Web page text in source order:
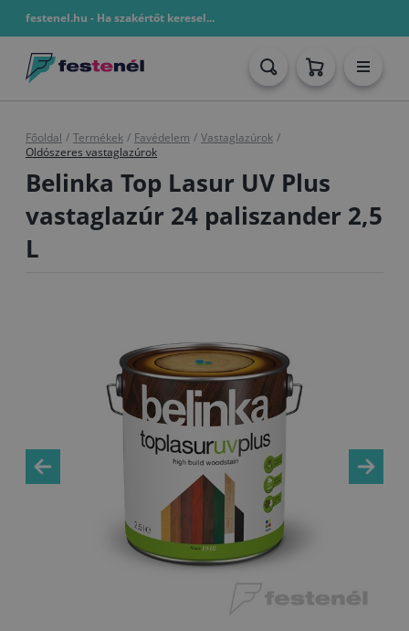
festenel.hu - Ha szakértőt keresel...
Főoldal / Termékek / Favédelem / Vastaglazúrok /
Oldószeres vastaglazúrok
Belinka Top Lasur UV Plus
vastaglazúr 24 paliszander 2,5
L